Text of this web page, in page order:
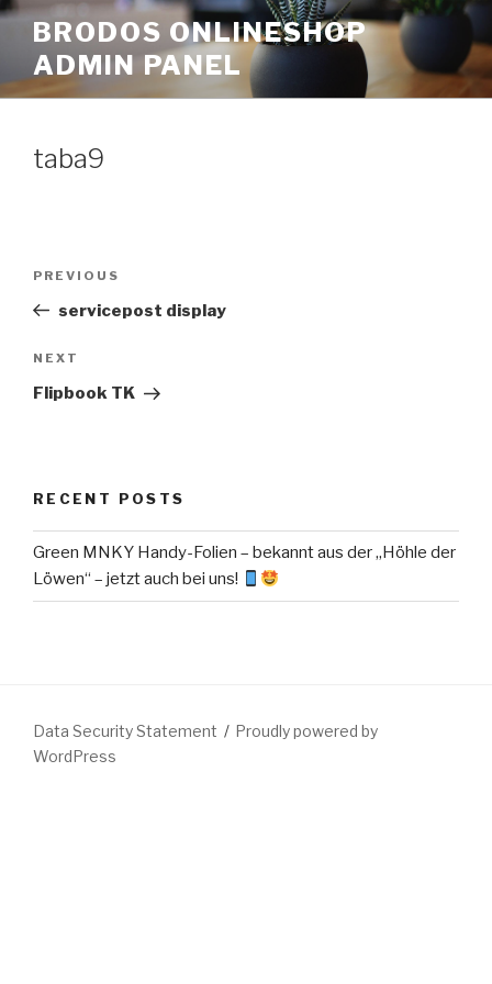
Skip
content
BRODOS ONLINESHOP
ADMIN PANEL
taba9
Previous
Post
PREVIOUS
servicepost display
Next
Post
NEXT
Flipbook TK
RECENT POSTS
Green MNKY Handy-Folien – bekannt aus der „Höhle der
Löwen“ – jetzt auch bei uns!
Data Security Statement
Proudly powered by
WordPress